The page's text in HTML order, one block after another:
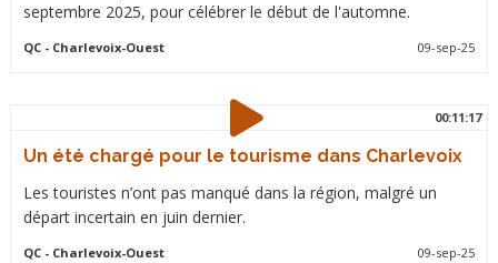
septembre 2025, pour célébrer le début de l'automne.
QC- Charlevoix-Ouest 09-sep-25
00:11:17
Un été chargé pour le tourisme dans Charlevoix
Les touristes n’ont pas manqué dans la région, malgré un
départ incertain en juin dernier.
QC- Charlevoix-Ouest 09-sep-25